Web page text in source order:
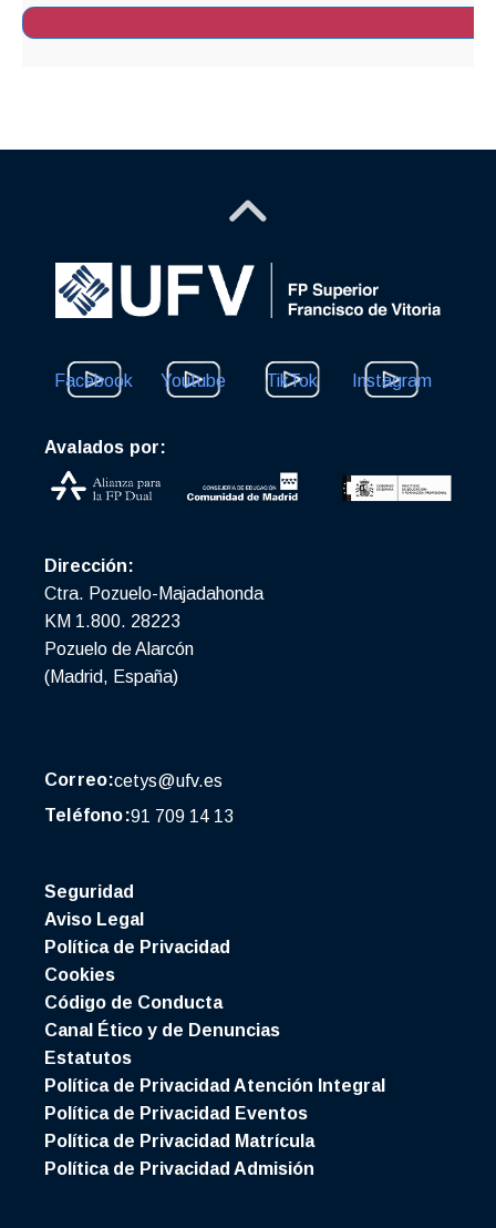
Facebook Youtube TikTok Instagram
Avalados por:
Dirección:
Ctra. Pozuelo-Majadahonda
KM 1.800. 28223
Pozuelo de Alarcón
(Madrid, España)
Correo:cetys@ufv.es
Teléfono:91 709 14 13
Seguridad
Aviso Legal
Política de Privacidad
Cookies
Código de Conducta
Canal Ético y de Denuncias
Estatutos
Política de Privacidad Atención Integral
Política de Privacidad Eventos
Política de Privacidad Matrícula
Política de Privacidad Admisión